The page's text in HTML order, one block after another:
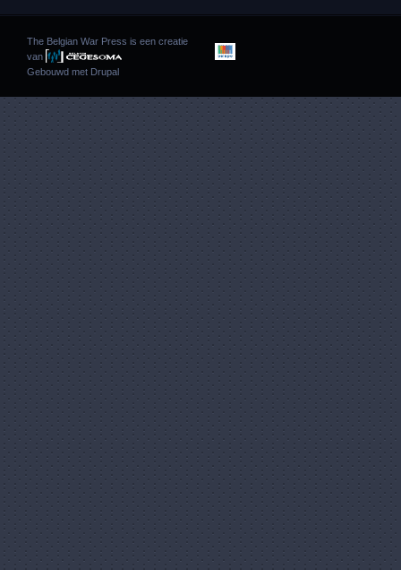
The Belgian War Press is een creatie
van
Gebouwd met Drupal